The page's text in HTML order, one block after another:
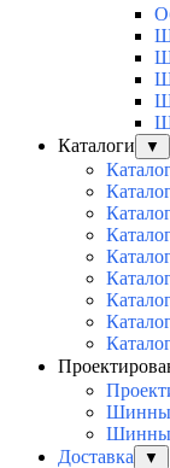
Каталоги
▼
Доставка
▼